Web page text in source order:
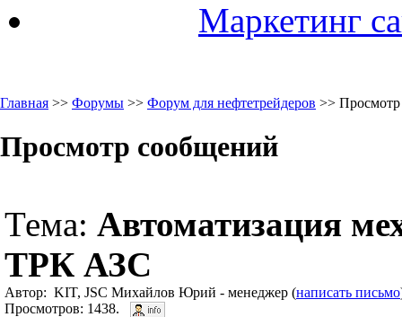
Маркетинг
Главная >> Форумы >> Форум для нефтетрейдеров >>
Просмотр сообщений
Тема: Автоматизация
ТРК АЗС
Автор: KIT, JSC Михайлов Юрий - менеджер (написать письмо
Просмотров: 1438.